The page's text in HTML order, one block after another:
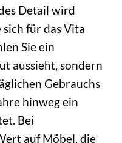
Detail wird
für das Vita
Sie ein
aussieht, sondern
Gebrauchs
hinweg ein
Bei
auf Möbel, die